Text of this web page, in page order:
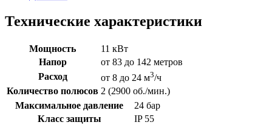
Технические характеристики
Мощность
11 кВт
Напор
от 83 до 142 метров
Расход
от 8 до 24 м3/ч
Количество полюсов 2 (2900 об./мин.)
Максимальное давление
24 бар
Класс защиты
IP 55